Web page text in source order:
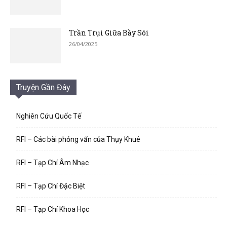
Trần Trụi Giữa Bầy Sói
26/04/2025
Truyện Gần Đây
Nghiên Cứu Quốc Tế
RFI – Các bài phỏng vấn của Thụy Khuê
RFI – Tạp Chí Âm Nhạc
RFI – Tạp Chí Đặc Biệt
RFI – Tạp Chí Khoa Học